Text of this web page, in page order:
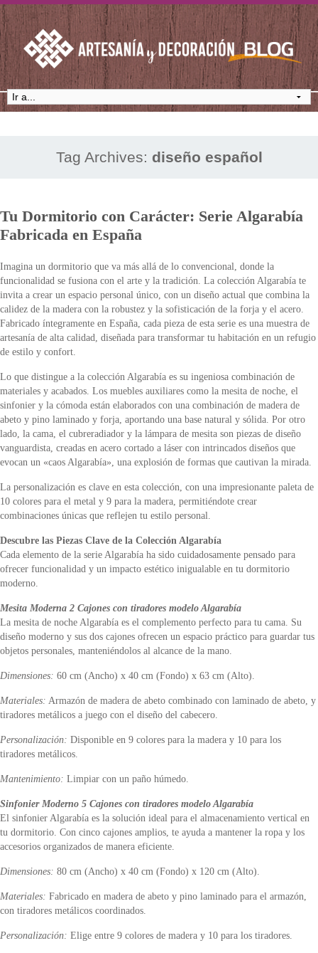
Tag Archives: diseño español
Tu Dormitorio con Carácter: Serie Algarabía
Fabricada en España
Imagina un dormitorio que va más allá de lo convencional, donde la
funcionalidad se fusiona con el arte y la tradición. La colección Algarabía te
invita a crear un espacio personal único, con un diseño actual que combina la
calidez de la madera con la robustez y la sofisticación de la forja y el acero.
Fabricado íntegramente en España, cada pieza de esta serie es una muestra de
artesanía de alta calidad, diseñada para transformar tu habitación en un refugio
de estilo y confort.
Lo que distingue a la colección Algarabía es su ingeniosa combinación de
materiales y acabados. Los muebles auxiliares como la mesita de noche, el
sinfonier y la cómoda están elaborados con una combinación de madera de
abeto y pino laminado y forja, aportando una base natural y sólida. Por otro
lado, la cama, el cubreradiador y la lámpara de mesita son piezas de diseño
vanguardista, creadas en acero cortado a láser con intrincados diseños que
evocan un «caos Algarabía», una explosión de formas que cautivan la mirada.
La personalización es clave en esta colección, con una impresionante paleta de
10 colores para el metal y 9 para la madera, permitiéndote crear
combinaciones únicas que reflejen tu estilo personal.
Descubre las Piezas Clave de la Colección Algarabía
Cada elemento de la serie Algarabía ha sido cuidadosamente pensado para
ofrecer funcionalidad y un impacto estético inigualable en tu dormitorio
moderno.
Mesita Moderna 2 Cajones con tiradores modelo Algarabía
La mesita de noche Algarabía es el complemento perfecto para tu cama. Su
diseño moderno y sus dos cajones ofrecen un espacio práctico para guardar tus
objetos personales, manteniéndolos al alcance de la mano.
Dimensiones: 60 cm (Ancho) x 40 cm (Fondo) x 63 cm (Alto).
Materiales: Armazón de madera de abeto combinado con laminado de abeto, y
tiradores metálicos a juego con el diseño del cabecero.
Personalización: Disponible en 9 colores para la madera y 10 para los
tiradores metálicos.
Mantenimiento: Limpiar con un paño húmedo.
Sinfonier Moderno 5 Cajones con tiradores modelo Algarabía
El sinfonier Algarabía es la solución ideal para el almacenamiento vertical en
tu dormitorio. Con cinco cajones amplios, te ayuda a mantener la ropa y los
accesorios organizados de manera eficiente.
Dimensiones: 80 cm (Ancho) x 40 cm (Fondo) x 120 cm (Alto).
Materiales: Fabricado en madera de abeto y pino laminado para el armazón,
con tiradores metálicos coordinados.
Personalización: Elige entre 9 colores de madera y 10 para los tiradores.